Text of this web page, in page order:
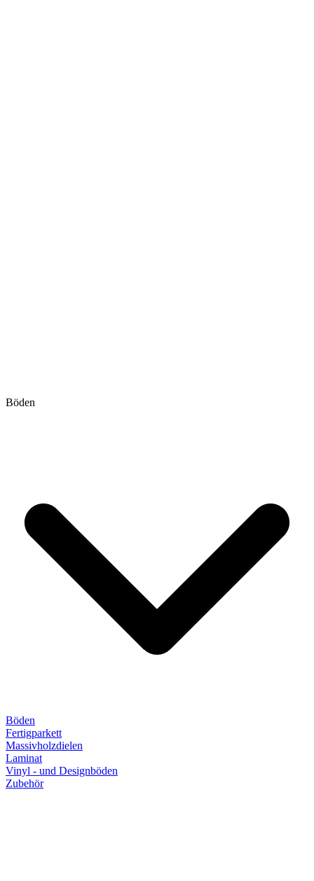
Böden
Böden
Fertigparkett
Massivholzdielen
Laminat
Vinyl - und Designböden
Zubehör